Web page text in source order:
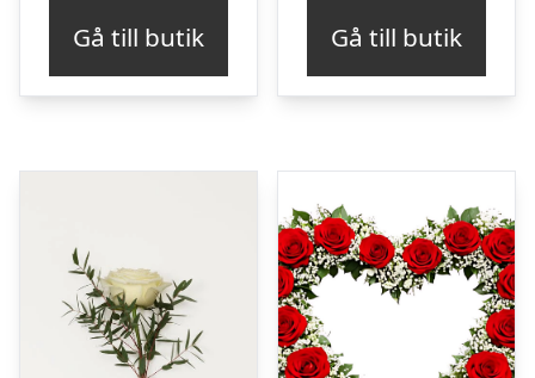
Gå till butik Gå till butik